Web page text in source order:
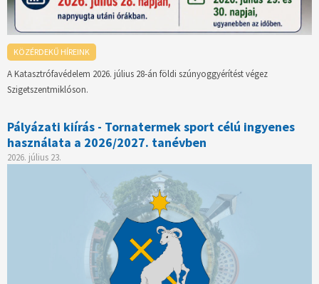
KÖZÉRDEKŰ HÍREINK
A Katasztrófavédelem 2026. július 28-án földi szúnyoggyérítést végez
Szigetszentmiklóson.
Pályázati kiírás - Tornatermek sport célú ingyenes
használata a 2026/2027. tanévben
2026. július 23.